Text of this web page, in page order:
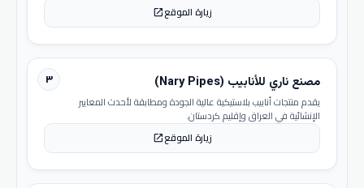
زيارة الموقعopen_in_new
٣ مصنع ناري للأنابيب (Nary Pipes)
يقدم منتجات أنابيب بلاستيكية عالية الجودة ومطابقة لأحدث المعايير
الإنشائية في العراق وإقليم كردستان.
زيارة الموقعopen_in_new